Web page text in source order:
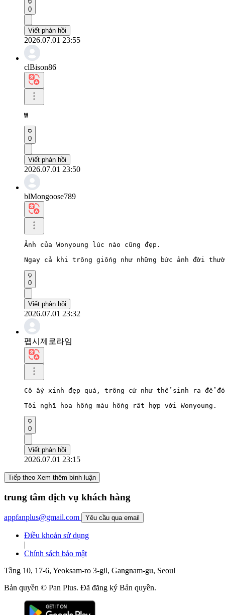
0
Viết phản hồi
2026.07.01 23:55
clBison86
₩
0
Viết phản hồi
2026.07.01 23:50
blMongoose789
Ảnh của Wonyoung lúc nào cũng đẹp.
Ngay cả khi trông giống như những bức ảnh đời
0
Viết phản hồi
2026.07.01 23:32
펩시제로라임
Cô ấy xinh đẹp quá, trông cứ như thể sinh ra để
Tôi nghĩ hoa hồng màu hồng rất hợp với Wonyoung.
0
Viết phản hồi
2026.07.01 23:15
Tiếp theo Xem thêm bình luận
trung tâm dịch vụ khách hàng
appfanplus@gmail.com Yêu cầu qua email
Điều khoản sử dụng
|
Chính sách bảo mật
Tầng 10, 17-6, Yeoksam-ro 3-gil, Gangnam-gu, Seoul
Bản quyền © Pan Plus. Đã đăng ký Bản quyền.